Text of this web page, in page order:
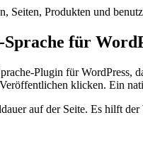
Seiten, Produkten und
für
Plugin für WordPress,
klicken. Ein
auf der Seite. Es hilft